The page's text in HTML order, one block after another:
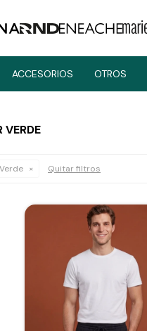
ACCESORIOS OTROS
VERDE
Verde Quitar filtros